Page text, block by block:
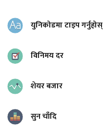
युनिकोडमा टाइप गर्नुहोस्
विनिमय दर
शेयर बजार
सुन चाँदि